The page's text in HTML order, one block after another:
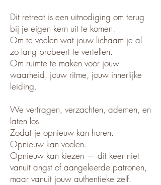
Dit retreat is een uitnodiging om terug
bij je eigen kern uit te komen.
Om te voelen wat jouw lichaam je al
zo lang probeert te vertellen.
Om ruimte te maken voor jouw
waarheid, jouw ritme, jouw innerlijke
leiding.
We vertragen, verzachten, ademen, en
laten los.
Zodat je opnieuw kan horen.
Opnieuw kan voelen.
Opnieuw kan kiezen — dit keer niet
vanuit angst of aangeleerde patronen,
maar vanuit jouw authentieke zelf.